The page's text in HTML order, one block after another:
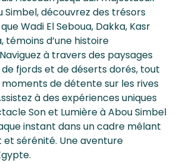
Simbel, découvrez des trésors
Wadi El Seboua, Dakka, Kasr
témoins d’une histoire
à travers des paysages
fjords et de déserts dorés, tout
de détente sur les rives
à des expériences uniques
Son et Lumière à Abou Simbel
instant dans un cadre mêlant
sérénité. Une aventure